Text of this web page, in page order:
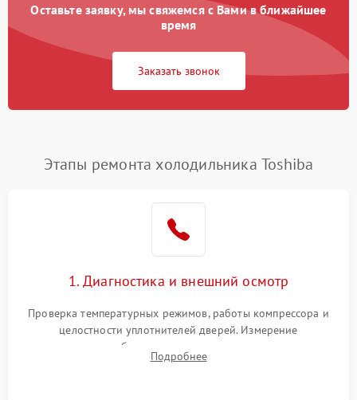
Оставьте заявку, мы свяжемся с Вами в ближайшее
время
Заказать звонок
Этапы ремонта холодильника Toshiba
1. Диагностика и внешний осмотр
Проверка температурных режимов, работы компрессора и
целостности уплотнителей дверей. Измерение
сопротивления обмоток мотора, проверка термостата и
считывание кодов ошибок с электронного дисплея.
Подробнее